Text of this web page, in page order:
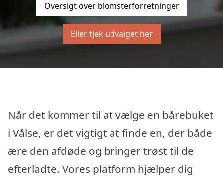
Oversigt over blomsterforretninger
Eller tjek udvalget her
Når det kommer til at vælge en bårebuket
i Vålse, er det vigtigt at finde en, der både
ære den afdøde og bringer trøst til de
efterladte. Vores platform hjælper dig